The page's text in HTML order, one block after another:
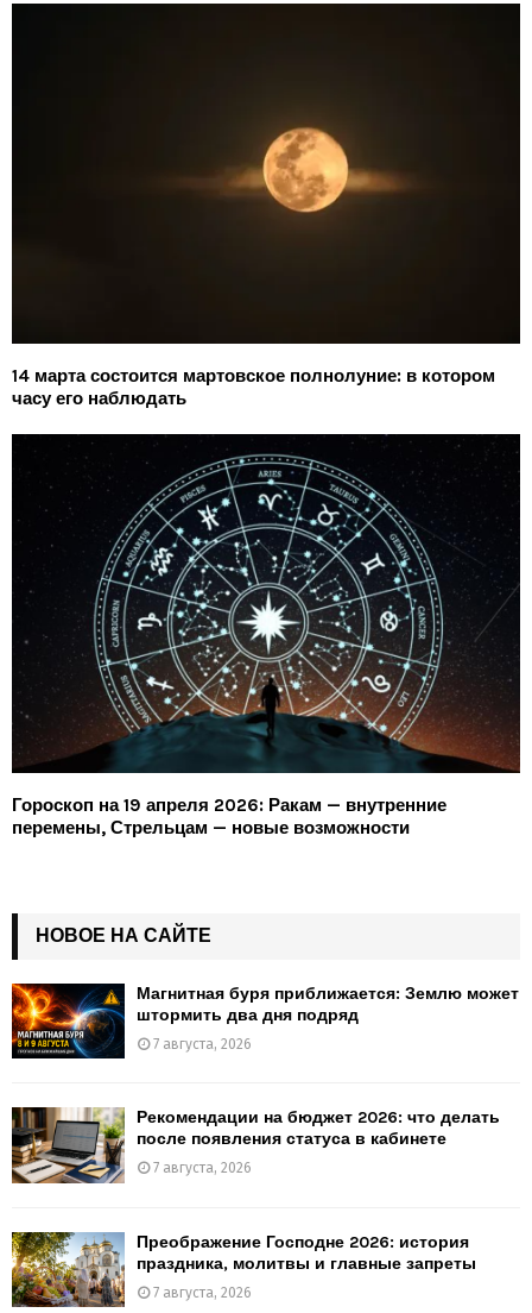
14 марта состоится мартовское полнолуние: в котором
часу его наблюдать
Гороскоп на 19 апреля 2026: Ракам — внутренние
перемены, Стрельцам — новые возможности
НОВОЕ НА САЙТЕ
Магнитная буря приближается: Землю может
штормить два дня подряд
7 августа, 2026
Рекомендации на бюджет 2026: что делать
после появления статуса в кабинете
7 августа, 2026
Преображение Господне 2026: история
праздника, молитвы и главные запреты
7 августа, 2026